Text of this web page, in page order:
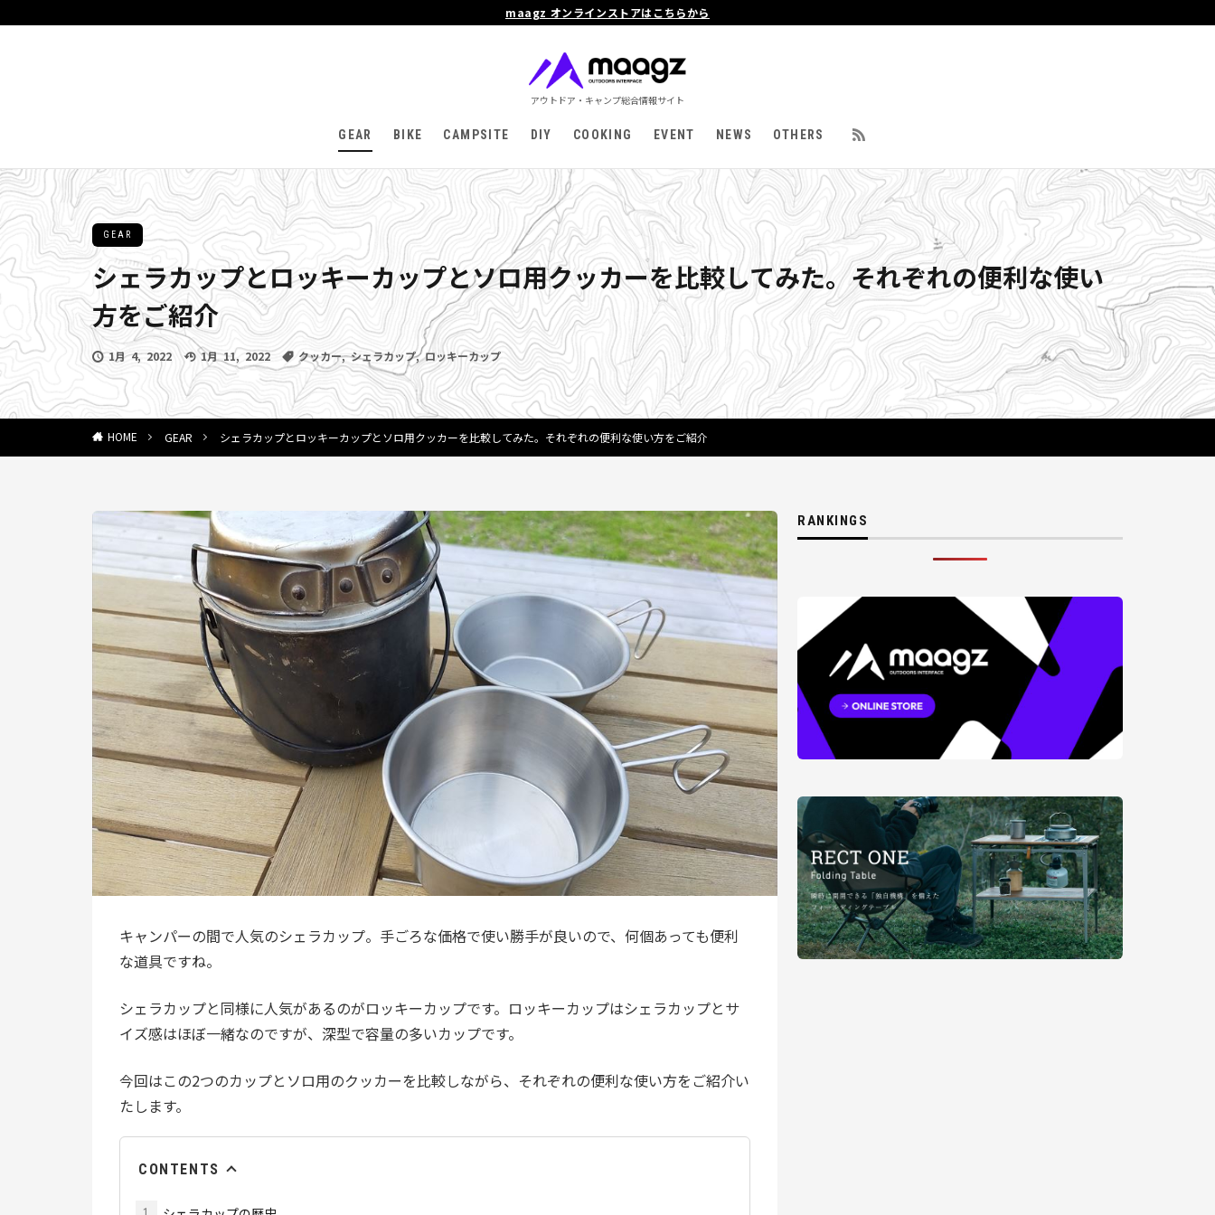
maagz オンラインストアはこちらから
アウトドア・キャンプ総合情報サイト
GEAR BIKE CAMPSITE DIY COOKING EVENT NEWS OTHERS
GEAR
シェラカップとロッキーカップとソロ用クッカーを比較してみた。それぞれの便利な使い
方をご紹介
1月 4, 2022 1月 11, 2022 クッカー,シェラカップ,ロッキーカップ
HOME GEAR シェラカップとロッキーカップとソロ用クッカーを比較してみた。それぞれの便利な使い方をご紹介
キャンパーの間で人気のシェラカップ。手ごろな価格で使い勝手が良いので、何個あっても便利
な道具ですね。
シェラカップと同様に人気があるのがロッキーカップです。ロッキーカップはシェラカップとサ
イズ感はほぼ一緒なのですが、深型で容量の多いカップです。
今回はこの2つのカップとソロ用のクッカーを比較しながら、それぞれの便利な使い方をご紹介い
たします。
CONTENTS
RANKINGS